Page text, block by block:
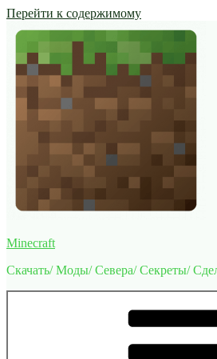
Перейти к содержимому
Minecraft
Скачать/ Моды/ Севера/ Секреты/